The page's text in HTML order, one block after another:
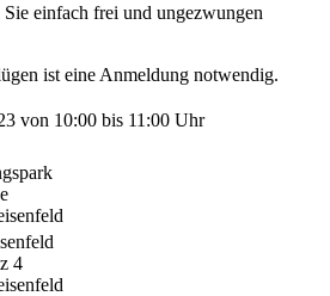
einfach frei und ungezwungen
ist eine Anmeldung notwendig.
von 10:00 bis 11:00 Uhr
4